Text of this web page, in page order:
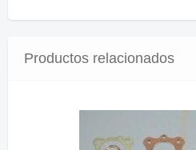
Productos relacionados